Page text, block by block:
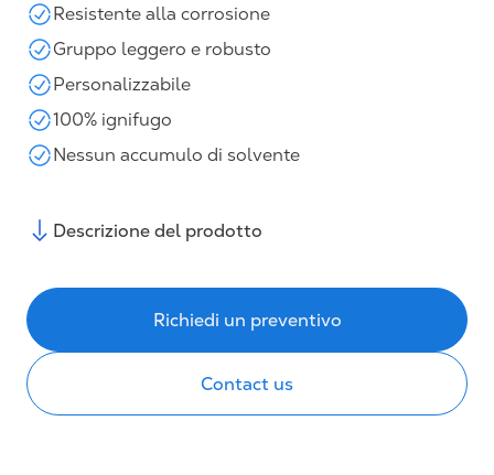
Resistente alla corrosione
Gruppo leggero e robusto
Personalizzabile
100% ignifugo
Nessun accumulo di solvente
Descrizione del prodotto
Richiedi un preventivo
Contact us